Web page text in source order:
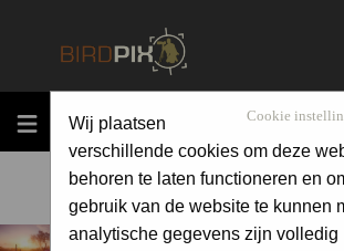
MENU Cookie
Wij plaatsen
verschillende cookies om deze
behoren te laten functioneren en
gebruik van de website te kunnen
analytische gegevens zijn volledig